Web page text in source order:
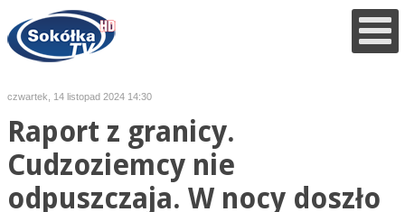
czwartek, 14 listopad 2024 14:30
Raport z granicy.
Cudzoziemcy nie
odpuszczaja. W nocy doszło